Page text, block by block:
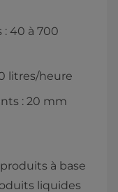
40 à 700
litres/heure
: 20 mm
à base
liquides